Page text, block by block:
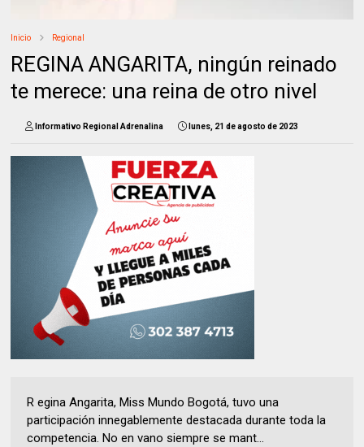
Inicio Regional
REGINA ANGARITA, ningún reinado
te merece: una reina de otro nivel
Informativo Regional Adrenalina lunes, 21 de agosto de 2023
R egina Angarita, Miss Mundo Bogotá, tuvo una
participación innegablemente destacada durante toda la
competencia. No en vano siempre se mant...